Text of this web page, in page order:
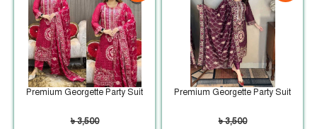
Premium Georgette Party Suit
৳ 3,500
Premium Georgette Party Suit
৳ 3,500